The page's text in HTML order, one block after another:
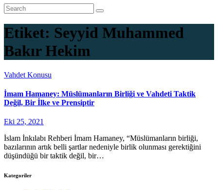
Etiket: Seyyid Muhammed
Bakır Hekim
Vahdet Konusu
İmam Hamaney: Müslümanların Birliği ve Vahdeti Taktik
Değil, Bir İlke ve Prensiptir
Eki 25, 2021
İslam İnkılabı Rehberi İmam Hamaney, “Müslümanların birliği,
bazılarının artık belli şartlar nedeniyle birlik olunması gerektiğini
düşündüğü bir taktik değil, bir…
Kategoriler